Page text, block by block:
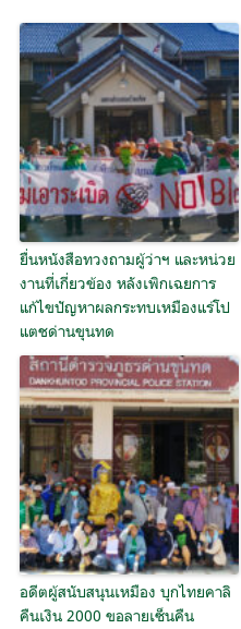
ยื่นหนังสือทวงถามผู้ว่าฯ และหน่วย
งานที่เกี่ยวข้อง หลังเพิกเฉยการ
แก้ไขปัญหาผลกระทบเหมืองแร่โป
แตชด่านขุนทด
อดีตผู้สนับสนุนเหมือง บุกไทยคาลิ
คืนเงิน 2000 ขอลายเซ็นคืน